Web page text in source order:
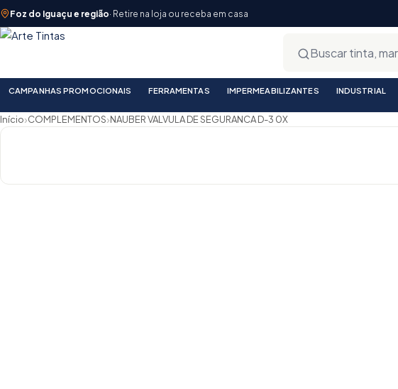
Foz do Iguaçu e região· Retire na loja ou receba em casa
CAMPANHAS PROMOCIONAIS FERRAMENTAS IMPERMEABILIZANTES INDUSTRIAL
Início›COMPLEMENTOS›NAUBER VALVULA DE SEGURANCA D-3 0X